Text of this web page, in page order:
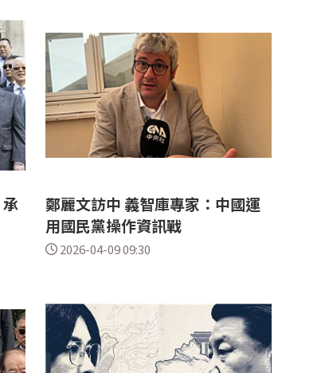
鄭麗文訪中 義智庫專家：中國運
用國民黨操作資訊戰
2026-04-09 09:30